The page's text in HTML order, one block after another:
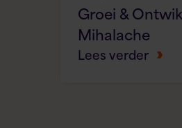
Groei &
Mihalache
Lees verder